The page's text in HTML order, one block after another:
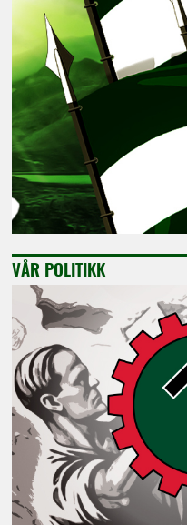
VÅR POLITIKK